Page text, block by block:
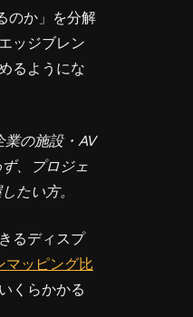
のか」を分解
ッジブレン
るようにな
業の施設・AV
、プロジェ
たい方。
るディスプ
マッピング比
くらかかる